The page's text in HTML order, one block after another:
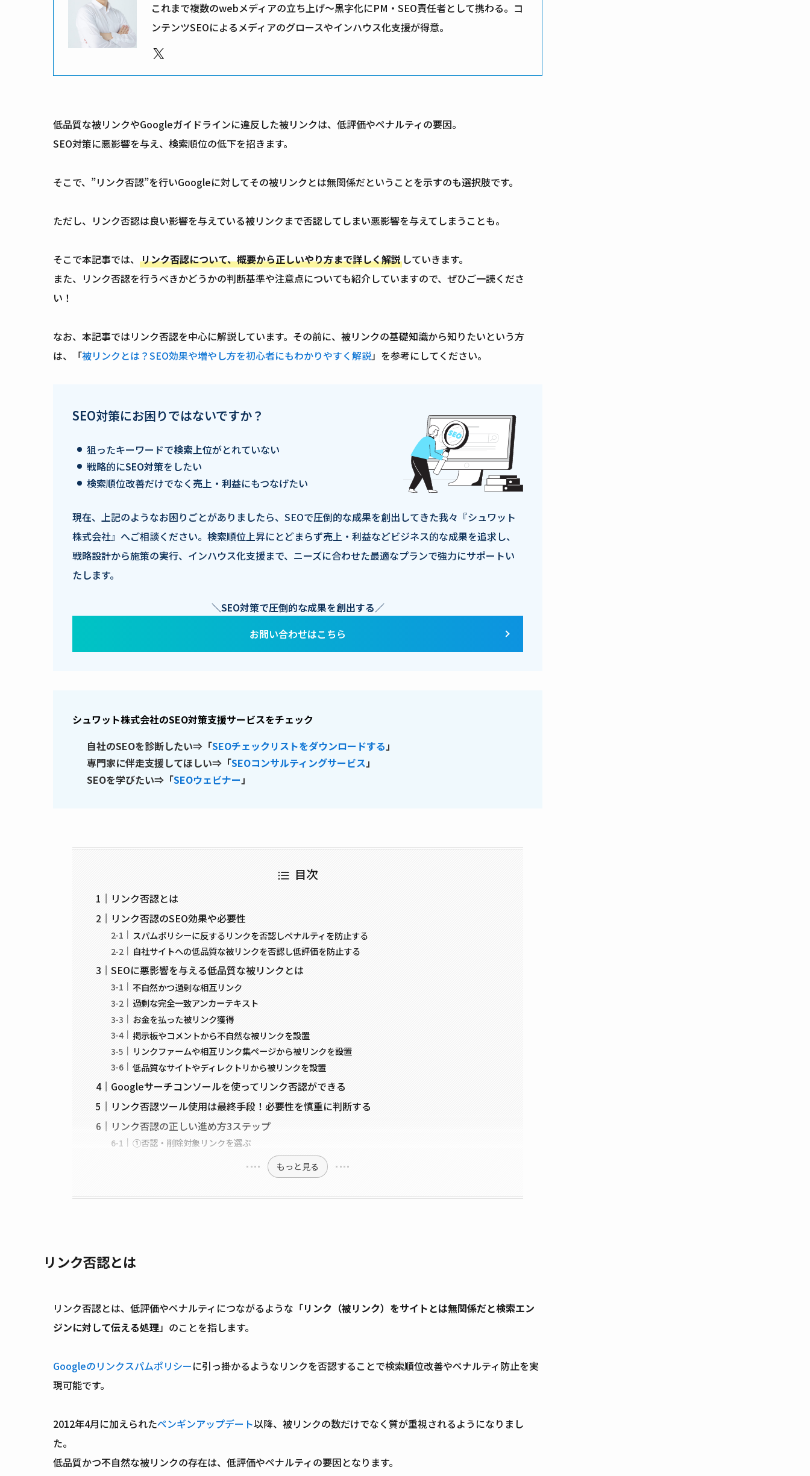
これまで複数のwebメディアの立ち上げ～黒字化にPM・SEO責任者として携わる。コ
ンテンツSEOによるメディアのグロースやインハウス化支援が得意。
X
低品質な被リンクやGoogleガイドラインに違反した被リンクは、低評価やペナルティの要因。
SEO対策に悪影響を与え、検索順位の低下を招きます。
そこで、”リンク否認”を行いGoogleに対してその被リンクとは無関係だということを示すのも選択肢です。
ただし、リンク否認は良い影響を与えている被リンクまで否認してしまい悪影響を与えてしまうことも。
そこで本記事では、 リンク否認について、概要から正しいやり方まで詳しく解説 していきます。
また、リンク否認を行うべきかどうかの判断基準や注意点についても紹介していますので、ぜひご一読くださ
い！
なお、本記事ではリンク否認を中心に解説しています。その前に、被リンクの基礎知識から知りたいという方
は、「被リンクとは？SEO効果や増やし方を初心者にもわかりやすく解説」を参考にしてください。
SEO対策にお困りではないですか？
狙ったキーワードで検索上位がとれていない
戦略的にSEO対策をしたい
検索順位改善だけでなく 売上・利益にもつなげたい
現在、上記のようなお困りごとがありましたら、SEOで圧倒的な成果を創出してきた我々『シュワット
株式会社』へご相談ください。検索順位上昇にとどまらず売上・利益などビジネス的な成果を追求し、
戦略設計から施策の実行、インハウス化支援まで、ニーズに合わせた最適なプランで強力にサポートい
たします。
＼SEO対策で圧倒的な成果を創出する／
お問い合わせはこちら
シュワット株式会社のSEO対策支援サービスをチェック
自社のSEOを診断したい⇒「SEOチェックリストをダウンロードする」
専門家に伴走支援してほしい⇒「SEOコンサルティングサービス」
SEOを学びたい⇒「SEOウェビナー」
目次
リンク否認とは
リンク否認のSEO効果や必要性
スパムポリシーに反するリンクを否認しペナルティを防止する
自社サイトへの低品質な被リンクを否認し低評価を防止する
SEOに悪影響を与える低品質な被リンクとは
不自然かつ過剰な相互リンク
過剰な完全一致アンカーテキスト
お金を払った被リンク獲得
掲示板やコメントから不自然な被リンクを設置
リンクファームや相互リンク集ページから被リンクを設置
低品質なサイトやディレクトリから被リンクを設置
Googleサーチコンソールを使ってリンク否認ができる
リンク否認ツール使用は最終手段！必要性を慎重に判断する
リンク否認の正しい進め方3ステップ
①否認・削除対象リンクを選ぶ
もっと見る
リンク否認とは
リンク否認とは、低評価やペナルティにつながるような「リンク（被リンク）をサイトとは無関係だと検索エン
ジンに対して伝える処理」のことを指します。
Googleのリンクスパムポリシーに引っ掛かるようなリンクを否認することで検索順位改善やペナルティ防止を実
現可能です。
2012年4月に加えられたペンギンアップデート以降、被リンクの数だけでなく質が重視されるようになりまし
た。
低品質かつ不自然な被リンクの存在は、低評価やペナルティの要因となります。